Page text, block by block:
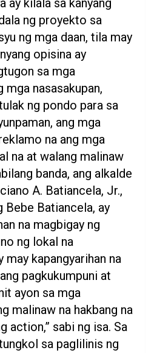
ay kilala sa kanyang
ng proyekto sa
ng mga daan, tila may
opisina ay
sa mga
mga nasasakupan,
ng pondo para sa
ang mga
na ang mga
na at walang malinaw
banda, ang alkalde
A. Batiancela, Jr.,
Bebe Batiancela, ay
na magbigay ng
ng lokal na
may kapangyarihan na
pagkukumpuni at
ayon sa mga
malinaw na hakbang na
action,” sabi ng isa. Sa
sa paglilinis ng